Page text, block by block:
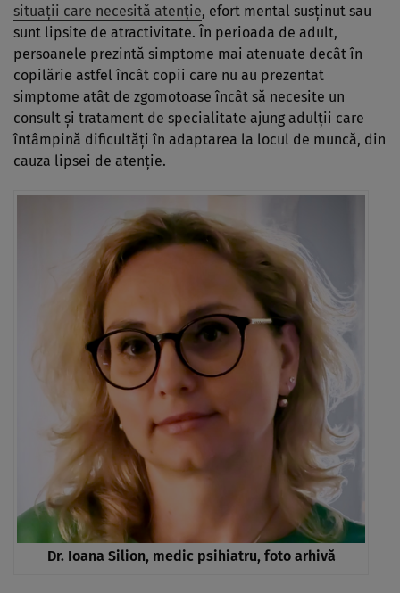
situații care necesită atenție, efort mental susținut sau
sunt lipsite de atractivitate. În perioada de adult,
persoanele prezintă simptome mai atenuate decât în
copilărie astfel încât copii care nu au prezentat
simptome atât de zgomotoase încât să necesite un
consult și tratament de specialitate ajung adulții care
întâmpină dificultăți în adaptarea la locul de muncă, din
cauza lipsei de atenție.
Dr. Ioana Silion, medic psihiatru, foto arhivă